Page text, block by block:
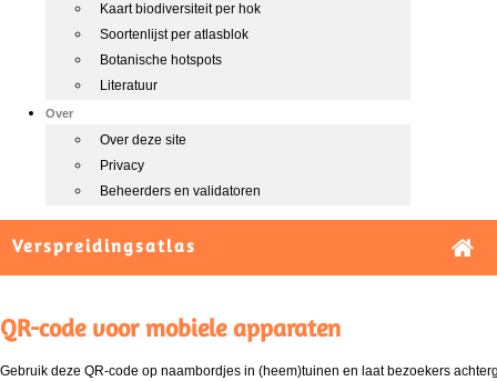
Kaart biodiversiteit per hok
Soortenlijst per atlasblok
Botanische hotspots
Literatuur
Over
Over deze site
Privacy
Beheerders en validatoren
Verspreidingsatlas
QR-code voor mobiele apparaten
Gebruik deze QR-code op naambordjes in (heem)tuinen en laat bezoekers